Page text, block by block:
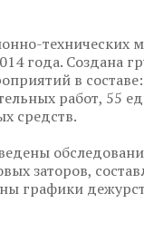
технических
года. Создана
в
работ, 55
средств.
заторов,
графики